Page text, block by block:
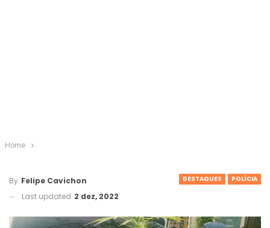
Home
DESTAQUES POLÍCIA
By Felipe Cavichon
Last updated 2 dez, 2022